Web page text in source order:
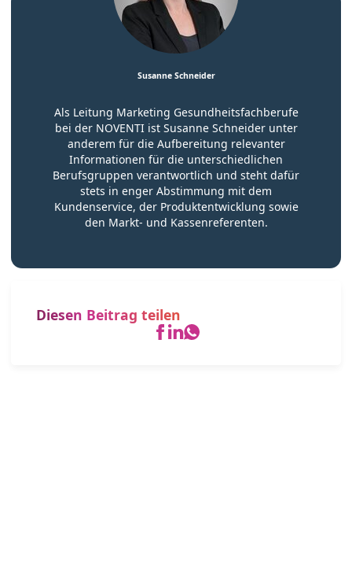
Susanne Schneider
Als Leitung Marketing Gesundheitsfachberufe
bei der NOVENTI ist Susanne Schneider unter
anderem für die Aufbereitung relevanter
Informationen für die unterschiedlichen
Berufsgruppen verantwortlich und steht dafür
stets in enger Abstimmung mit dem
Kundenservice, der Produktentwicklung sowie
den Markt- und Kassenreferenten.
Diesen Beitrag teilen